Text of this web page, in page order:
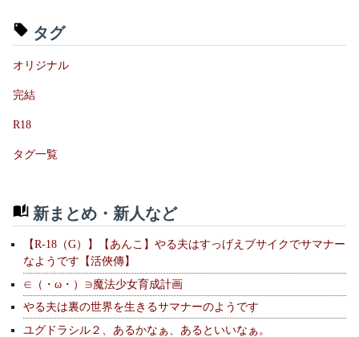
タグ
オリジナル
完結
R18
タグ一覧
新まとめ・新人など
【R-18（G）】【あんこ】やる夫はすっげえブサイクでサマナー
なようです【活俠傳】
∈（・ω・）∋魔法少女育成計画
やる夫は裏の世界を生きるサマナーのようです
ユグドラシル２、あるかなぁ、あるといいなぁ。